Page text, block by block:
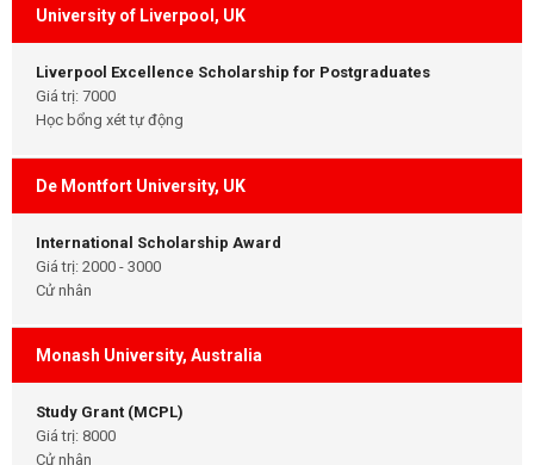
University of Liverpool, UK
Liverpool Excellence Scholarship for Postgraduates
Giá trị: 7000
Học bổng xét tự động
De Montfort University, UK
International Scholarship Award
Giá trị: 2000 - 3000
Cử nhân
Monash University, Australia
Study Grant (MCPL)
Giá trị: 8000
Cử nhân